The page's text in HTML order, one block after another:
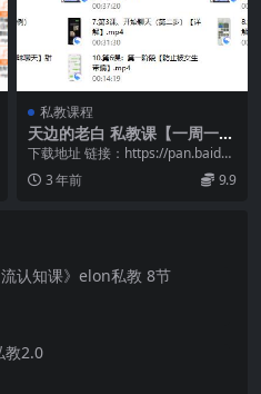
私教课程
天边的老白 私教课【一周一
课】
下载地址 链接：https://pan.baidu.
com/s/1zLODsb7...
3 年前 9.9
认知课》elon私教 8节
教2.0